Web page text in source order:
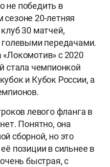
не победить в
20-летняя
30 матчей,
голевыми передачами.
с 2020
стала чемпионкой
и Кубок России, а
левого фланга в
Понятно, она
сборной, но это
позиции в сильнее в
быстрая, с